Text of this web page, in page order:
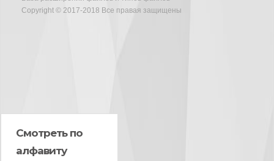
Copyright © 2017-2018 Все правая защищены
Смотреть по
алфавиту